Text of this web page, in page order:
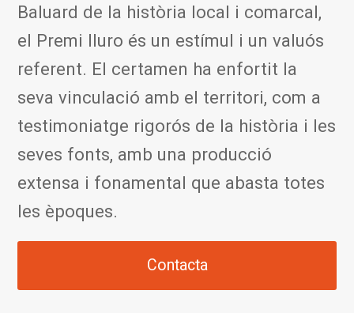
Baluard de la història local i comarcal,
el Premi Iluro és un estímul i un valuós
referent. El certamen ha enfortit la
seva vinculació amb el territori, com a
testimoniatge rigorós de la història i les
seves fonts, amb una producció
extensa i fonamental que abasta totes
les èpoques.
Contacta